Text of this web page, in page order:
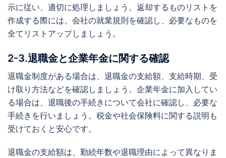
示に従い、適切に処理しましょう。返却するものリストを
作成する際には、会社の就業規則を確認し、必要なものを
全てリストアップしましょう。
2-3.退職金と企業年金に関する確認
退職金制度がある場合は、退職金の支給額、支給時期、受
け取り方法などを確認しましょう。企業年金に加入してい
る場合は、退職後の手続きについて会社に確認し、必要な
手続きを行いましょう。税金や社会保険料に関する説明も
受けておくと安心です。
退職金の支給額は、勤続年数や退職理由によって異なりま